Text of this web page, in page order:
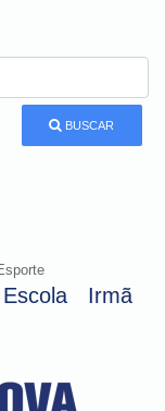
BUSCAR
Irmã